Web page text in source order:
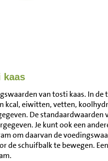
kaas
van tosti kaas. In de
kcal, eiwitten, vetten,
De standaardwaarden
Je kunt ook een
om daarvan de
de schuifbalk te bewegen.